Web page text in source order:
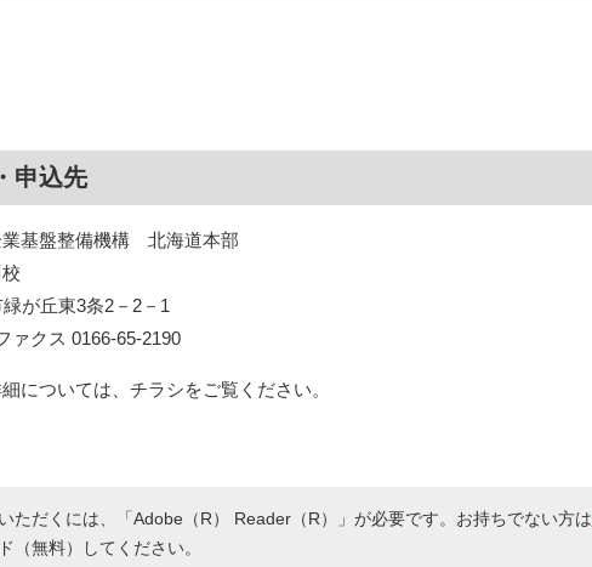
申込先
業基盤整備機構 北海道本部
が丘東3条2－2－1
ァクス 0166-65-2190
については、チラシをご覧ください。
ただくには、「Adobe（R） Reader（R）」が必要です。お持ちでない方は
（無料）してください。